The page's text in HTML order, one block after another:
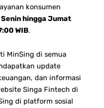
konsumen
Senin hingga Jumat
WIB.
MinSing di semua
update
dan informasi
Singa Fintech di
di platform sosial